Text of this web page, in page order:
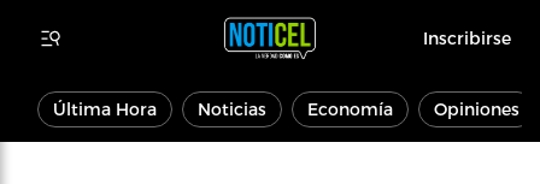
Inscribirse
Última Hora Noticias Economía Opiniones